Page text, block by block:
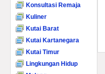
Konsultasi Remaja
Kuliner
Kutai Barat
Kutai Kartanegara
Kutai Timur
Lingkungan Hidup